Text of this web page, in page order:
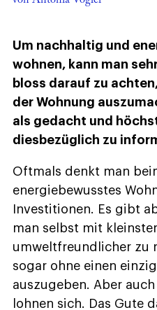
Um nachhaltig und
wohnen, kann man
bloss darauf zu
der Wohnung
als gedacht und
diesbezüglich zu
Oftmals denkt man
energiebewusstes
Investitionen. Es gibt
man selbst mit
umweltfreundlicher zu
sogar ohne einen
auszugeben. Aber
lohnen sich. Das Gute